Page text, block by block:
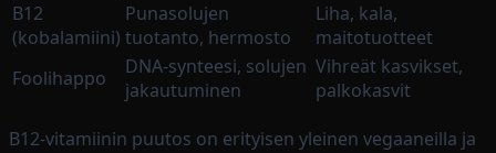
B12
(kobalamiini)
Punasolujen
tuotanto, hermosto
Liha, kala,
maitotuotteet
Foolihappo
DNA-synteesi, solujen
jakautuminen
Vihreät kasvikset,
palkokasvit
B12-vitamiinin puutos on erityisen yleinen vegaaneilla ja